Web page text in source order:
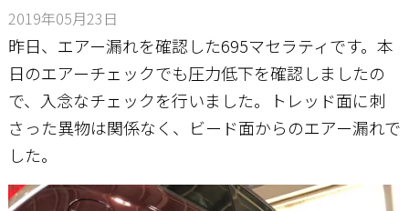
工場通信
お問い合わせ
2019年05月23日
昨日、エアー漏れを確認した695マセラティです。本
日のエアーチェックでも圧力低下を確認しましたの
で、入念なチェックを行いました。トレッド面に刺
さった異物は関係なく、ビード面からのエアー漏れで
した。
動